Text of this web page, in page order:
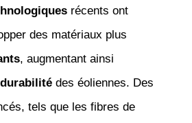
récents ont
des matériaux plus
, augmentant ainsi
durabilitédes éoliennes. Des
tels que les fibres de